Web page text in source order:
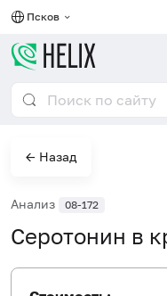
Псков
← Назад
Анализ 08-172
Серотонин в